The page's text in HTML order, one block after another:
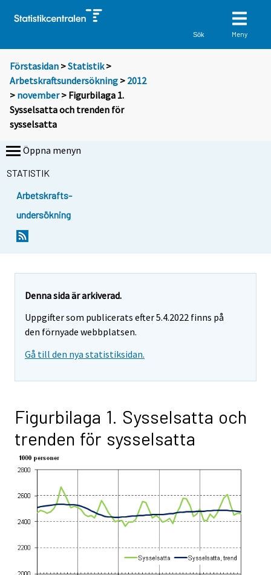
Sök Meny
Förstasidan >Statistik >
Arbetskraftsundersökning > 2012
> november> Figurbilaga 1.
Sysselsatta och trenden för
sysselsatta
Öppna menyn
STATISTIK
Arbetskrafts-
undersökning
Denna sida är arkiverad.
Uppgifter som publicerats efter 5.4.2022 finns på
den förnyade webbplatsen.
Gå till den nya statistiksidan.
Figurbilaga 1. Sysselsatta och
trenden för sysselsatta